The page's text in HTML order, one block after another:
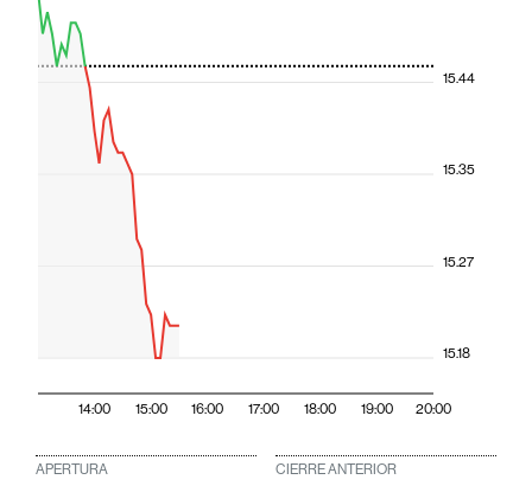
14:00 15:00 16:00 17:00 18:00 19:00 20:00
15.18
15.27
15.35
15.44
APERTURA CIERRE ANTERIOR